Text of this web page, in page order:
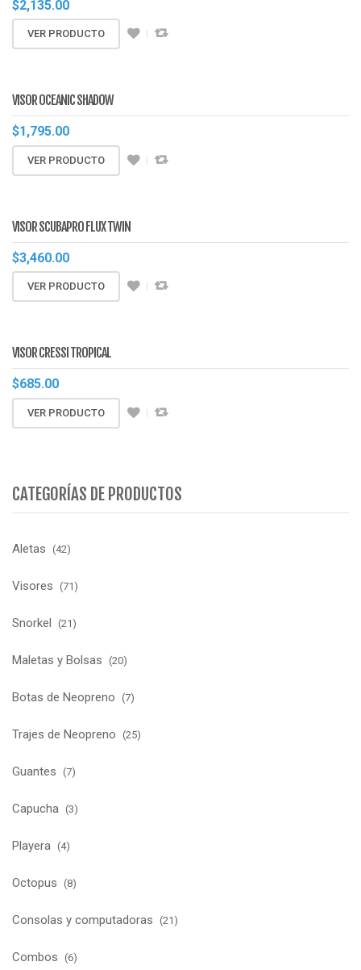
$2,135.00
VER PRODUCTO
VISOR OCEANIC SHADOW
$1,795.00
VER PRODUCTO
VISOR SCUBAPRO FLUX TWIN
$3,460.00
VER PRODUCTO
VISOR CRESSI TROPICAL
$685.00
VER PRODUCTO
CATEGORÍAS DE PRODUCTOS
Aletas (42)
Visores (71)
Snorkel (21)
Maletas y Bolsas (20)
Botas de Neopreno (7)
Trajes de Neopreno (25)
Guantes (7)
Capucha (3)
Playera (4)
Octopus (8)
Consolas y computadoras (21)
Combos (6)